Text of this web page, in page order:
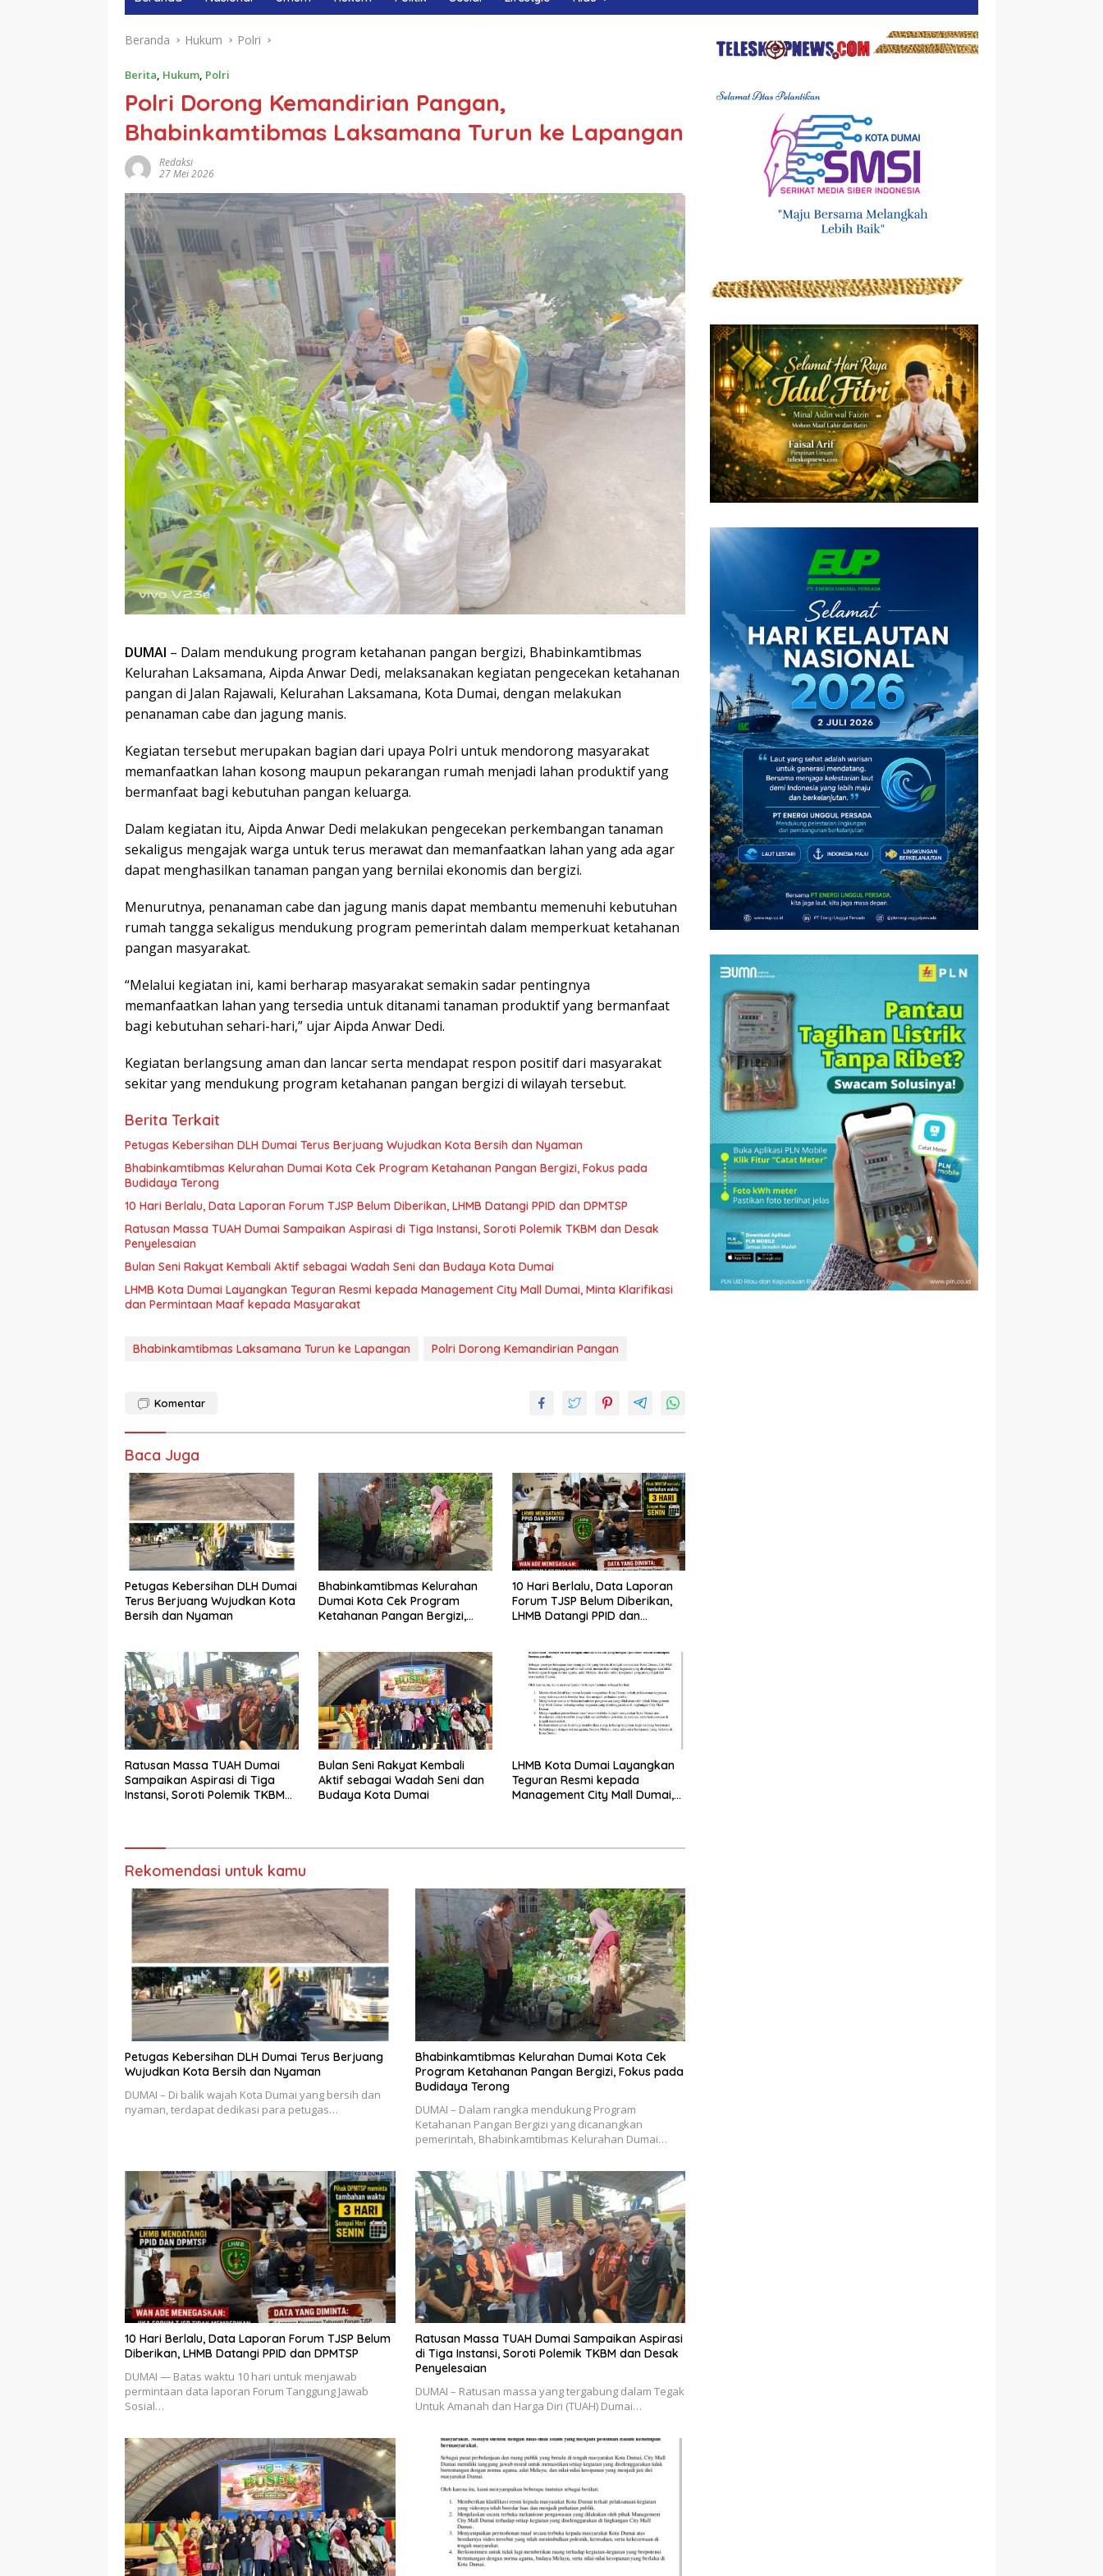
Beranda Hukum Polri
Berita, Hukum, Polri
Polri Dorong Kemandirian Pangan,
Bhabinkamtibmas Laksamana Turun ke Lapangan
Redaksi
27 Mei 2026
DUMAI – Dalam mendukung program ketahanan pangan bergizi, Bhabinkamtibmas
Kelurahan Laksamana, Aipda Anwar Dedi, melaksanakan kegiatan pengecekan ketahanan
pangan di Jalan Rajawali, Kelurahan Laksamana, Kota Dumai, dengan melakukan
penanaman cabe dan jagung manis.
Kegiatan tersebut merupakan bagian dari upaya Polri untuk mendorong masyarakat
memanfaatkan lahan kosong maupun pekarangan rumah menjadi lahan produktif yang
bermanfaat bagi kebutuhan pangan keluarga.
Dalam kegiatan itu, Aipda Anwar Dedi melakukan pengecekan perkembangan tanaman
sekaligus mengajak warga untuk terus merawat dan memanfaatkan lahan yang ada agar
dapat menghasilkan tanaman pangan yang bernilai ekonomis dan bergizi.
Menurutnya, penanaman cabe dan jagung manis dapat membantu memenuhi kebutuhan
rumah tangga sekaligus mendukung program pemerintah dalam memperkuat ketahanan
pangan masyarakat.
“Melalui kegiatan ini, kami berharap masyarakat semakin sadar pentingnya
memanfaatkan lahan yang tersedia untuk ditanami tanaman produktif yang bermanfaat
bagi kebutuhan sehari-hari,” ujar Aipda Anwar Dedi.
Kegiatan berlangsung aman dan lancar serta mendapat respon positif dari masyarakat
sekitar yang mendukung program ketahanan pangan bergizi di wilayah tersebut.
Berita Terkait
Petugas Kebersihan DLH Dumai Terus Berjuang Wujudkan Kota Bersih dan Nyaman
Bhabinkamtibmas Kelurahan Dumai Kota Cek Program Ketahanan Pangan Bergizi, Fokus pada
Budidaya Terong
10 Hari Berlalu, Data Laporan Forum TJSP Belum Diberikan, LHMB Datangi PPID dan DPMTSP
Ratusan Massa TUAH Dumai Sampaikan Aspirasi di Tiga Instansi, Soroti Polemik TKBM dan Desak
Penyelesaian
Bulan Seni Rakyat Kembali Aktif sebagai Wadah Seni dan Budaya Kota Dumai
LHMB Kota Dumai Layangkan Teguran Resmi kepada Management City Mall Dumai, Minta Klarifikasi
dan Permintaan Maaf kepada Masyarakat
Bhabinkamtibmas Laksamana Turun ke Lapangan Polri Dorong Kemandirian Pangan
Komentar
Baca Juga
Petugas Kebersihan DLH Dumai
Terus Berjuang Wujudkan Kota
Bersih dan Nyaman
Bhabinkamtibmas Kelurahan
Dumai Kota Cek Program
Ketahanan Pangan Bergizi,
10 Hari Berlalu, Data Laporan
Forum TJSP Belum Diberikan,
LHMB Datangi PPID dan
Ratusan Massa TUAH Dumai
Sampaikan Aspirasi di Tiga
Instansi, Soroti Polemik TKBM
Bulan Seni Rakyat Kembali
Aktif sebagai Wadah Seni dan
Budaya Kota Dumai
LHMB Kota Dumai Layangkan
Teguran Resmi kepada
Management City Mall Dumai,
Rekomendasi untuk kamu
Petugas Kebersihan DLH Dumai Terus Berjuang
Wujudkan Kota Bersih dan Nyaman
DUMAI – Di balik wajah Kota Dumai yang bersih dan
nyaman, terdapat dedikasi para petugas…
Bhabinkamtibmas Kelurahan Dumai Kota Cek
Program Ketahanan Pangan Bergizi, Fokus pada
Budidaya Terong
DUMAI – Dalam rangka mendukung Program
Ketahanan Pangan Bergizi yang dicanangkan
pemerintah, Bhabinkamtibmas Kelurahan Dumai…
10 Hari Berlalu, Data Laporan Forum TJSP Belum
Diberikan, LHMB Datangi PPID dan DPMTSP
DUMAI — Batas waktu 10 hari untuk menjawab
permintaan data laporan Forum Tanggung Jawab
Sosial…
Ratusan Massa TUAH Dumai Sampaikan Aspirasi
di Tiga Instansi, Soroti Polemik TKBM dan Desak
Penyelesaian
DUMAI – Ratusan massa yang tergabung dalam Tegak
Untuk Amanah dan Harga Diri (TUAH) Dumai…